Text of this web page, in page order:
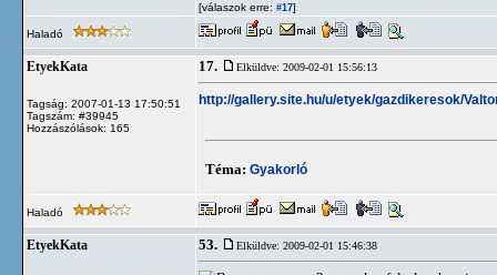
[válaszok erre: #17]
Haladó
EtyekKata
Tagság: 2007-01-13 17:50:51
Tagszám: #39945
Hozzászólások: 165
17. Elküldve: 2009-02-01 15:56:13
http://gallery.site.hu/u/etyek/gazdikeresok/
Téma: Gyakorló
Haladó
EtyekKata 53. Elküldve: 2009-02-01 15:46:38